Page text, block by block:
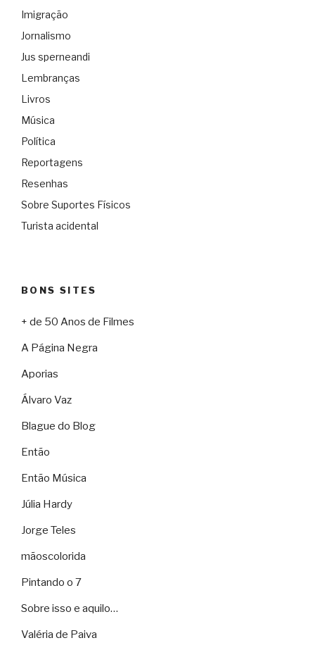
Imigração
Jornalismo
Jus sperneandi
Lembranças
Livros
Música
Política
Reportagens
Resenhas
Sobre Suportes Físicos
Turista acidental
BONS SITES
+ de 50 Anos de Filmes
A Página Negra
Aporias
Álvaro Vaz
Blague do Blog
Então
Então Música
Júlia Hardy
Jorge Teles
mãoscolorida
Pintando o 7
Sobre isso e aquilo…
Valéria de Paiva